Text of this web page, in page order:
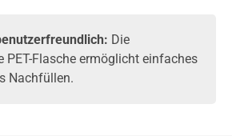
Die
PET-Flasche ermöglicht einfaches
Nachfüllen.